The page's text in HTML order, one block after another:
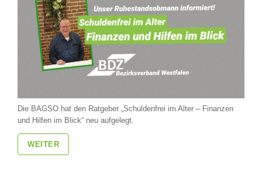
Die BAGSO hat den Ratgeber „Schuldenfrei im Alter – Finanzen
und Hilfen im Blick“ neu aufgelegt.
WEITER